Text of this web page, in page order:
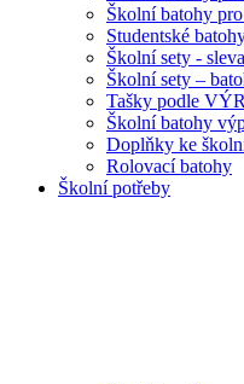
Školní batohy
Studentské
Školní sety -
Školní sety –
Tašky podle
Školní batohy
Doplňky ke
Rolovací batohy
Školní potřeby